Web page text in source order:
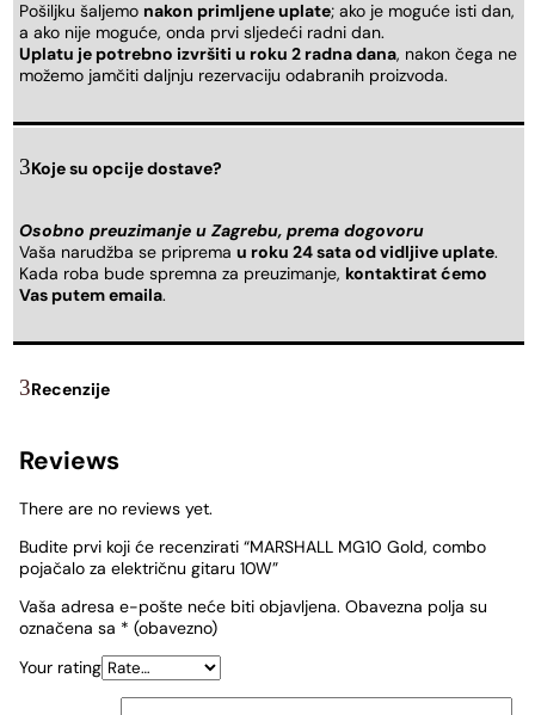
Pošiljku šaljemo nakon primljene uplate; ako je moguće isti dan,
a ako nije moguće, onda prvi sljedeći radni dan.
Uplatu je potrebno izvršiti u roku 2 radna dana, nakon čega ne
možemo jamčiti daljnju rezervaciju odabranih proizvoda.
Koje su opcije dostave?
Osobno preuzimanje u Zagrebu, prema dogovoru
Vaša narudžba se priprema u roku 24 sata od vidljive uplate.
Kada roba bude spremna za preuzimanje, kontaktirat ćemo
Vas putem emaila.
Recenzije
Reviews
There are no reviews yet.
Budite prvi koji će recenzirati “MARSHALL MG10 Gold, combo
pojačalo za električnu gitaru 10W”
Vaša adresa e-pošte neće biti objavljena. Obavezna polja su
označena sa * (obavezno)
Your rating